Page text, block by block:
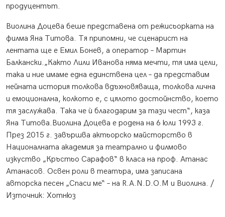
продуцентът.
Виолина Доцева беше представена от режисьорката на
филма Яна Титова. Тя припомни, че сценарист на
лентата ще е Емил Бонев, а оператор – Мартин
Балкански.„Както Лили Иванова няма мечти, тя има цели,
така и ние имаме една единствена цел – да представим
нейната история толкова вдъхновяваща, толкова лична
и емоционална, колкото е, с цялото достойнство, което
тя заслужава. Така че ѝ благодарим за тази чест“, каза
Яна Титова.Виолина Доцева е родена на 6 юли 1993 г.
През 2015 г. завършва актьорско майсторство в
Националната академия за театрално и филмово
изкуство „Кръстьо Сарафов“ в класа на проф. Атанас
Атанасов. Освен роли в театъра, има записана
авторска песен „Спаси ме“ – на R.A.N.D.O.M и Виолина. /
Източник: Хотнюз